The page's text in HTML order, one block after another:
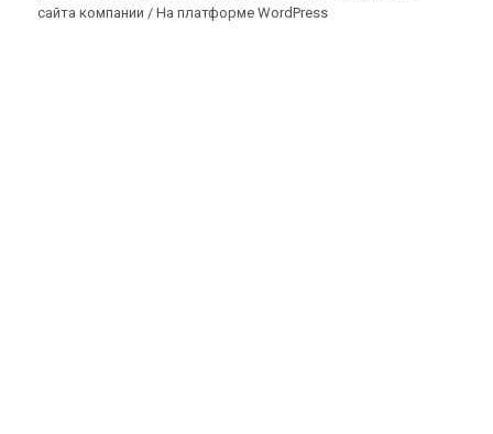
сайта компании /На платформе WordPress